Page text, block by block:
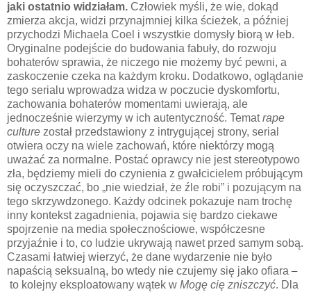
jaki ostatnio widziałam. Człowiek myśli, że wie, dokąd
zmierza akcja, widzi przynajmniej kilka ścieżek, a później
przychodzi Michaela Coel i wszystkie domysły biorą w łeb.
Oryginalne podejście do budowania fabuły, do rozwoju
bohaterów sprawia, że niczego nie możemy być pewni, a
zaskoczenie czeka na każdym kroku. Dodatkowo, oglądanie
tego serialu wprowadza widza w poczucie dyskomfortu,
zachowania bohaterów momentami uwierają, ale
jednocześnie wierzymy w ich autentyczność. Tematrape
culture został przedstawiony z intrygującej strony, serial
otwiera oczy na wiele zachowań, które niektórzy mogą
uważać za normalne. Postać oprawcy nie jest stereotypowo
zła, będziemy mieli do czynienia z gwałcicielem próbującym
się oczyszczać, bo „nie wiedział, że źle robi” i pozującym na
tego skrzywdzonego. Każdy odcinek pokazuje nam trochę
inny kontekst zagadnienia, pojawia się bardzo ciekawe
spojrzenie na media społecznościowe, współczesne
przyjaźnie i to, co ludzie ukrywają nawet przed samym sobą.
Czasami łatwiej wierzyć, że dane wydarzenie nie było
napaścią seksualną, bo wtedy nie czujemy się jako ofiara –
to kolejny eksploatowany wątek w Mogę cię zniszczyć. Dla